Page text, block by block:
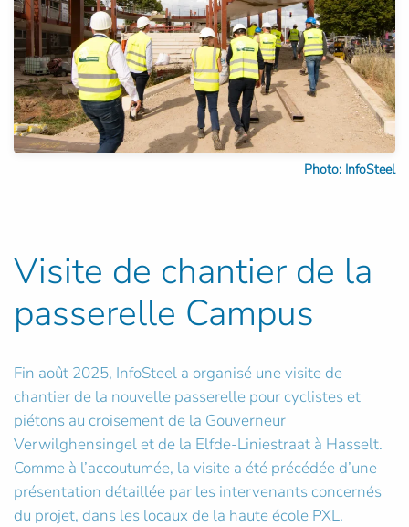
Photo: InfoSteel
Visite de chantier de la
passerelle Campus
Fin août 2025, InfoSteel a organisé une visite de
chantier de la nouvelle passerelle pour cyclistes et
piétons au croisement de la Gouverneur
Verwilghensingel et de la Elfde-Liniestraat à Hasselt.
Comme à l’accoutumée, la visite a été précédée d’une
présentation détaillée par les intervenants concernés
du projet, dans les locaux de la haute école PXL.